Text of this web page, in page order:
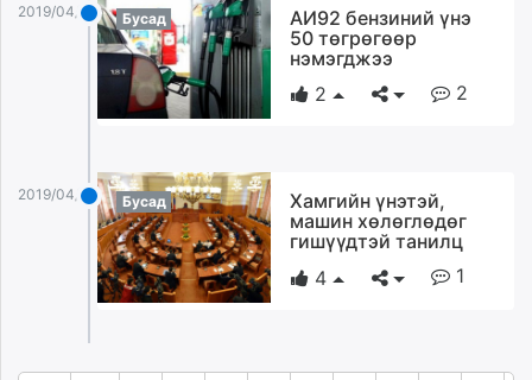
2019/04/08 Бусад
АИ92 бензиний үнэ
50 төгрөгөөр
нэмэгджээ
2
2
2019/04/08 Бусад
Хамгийн үнэтэй,
машин хөлөглөдөг
гишүүдтэй танилц
4
1